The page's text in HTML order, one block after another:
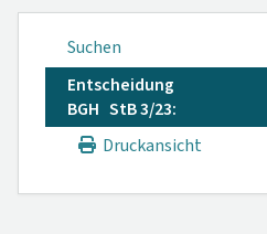
Suchen
Entscheidung
BGH StB 3/23:
Druckansicht